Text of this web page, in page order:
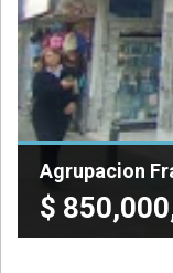
Agrupacion
$